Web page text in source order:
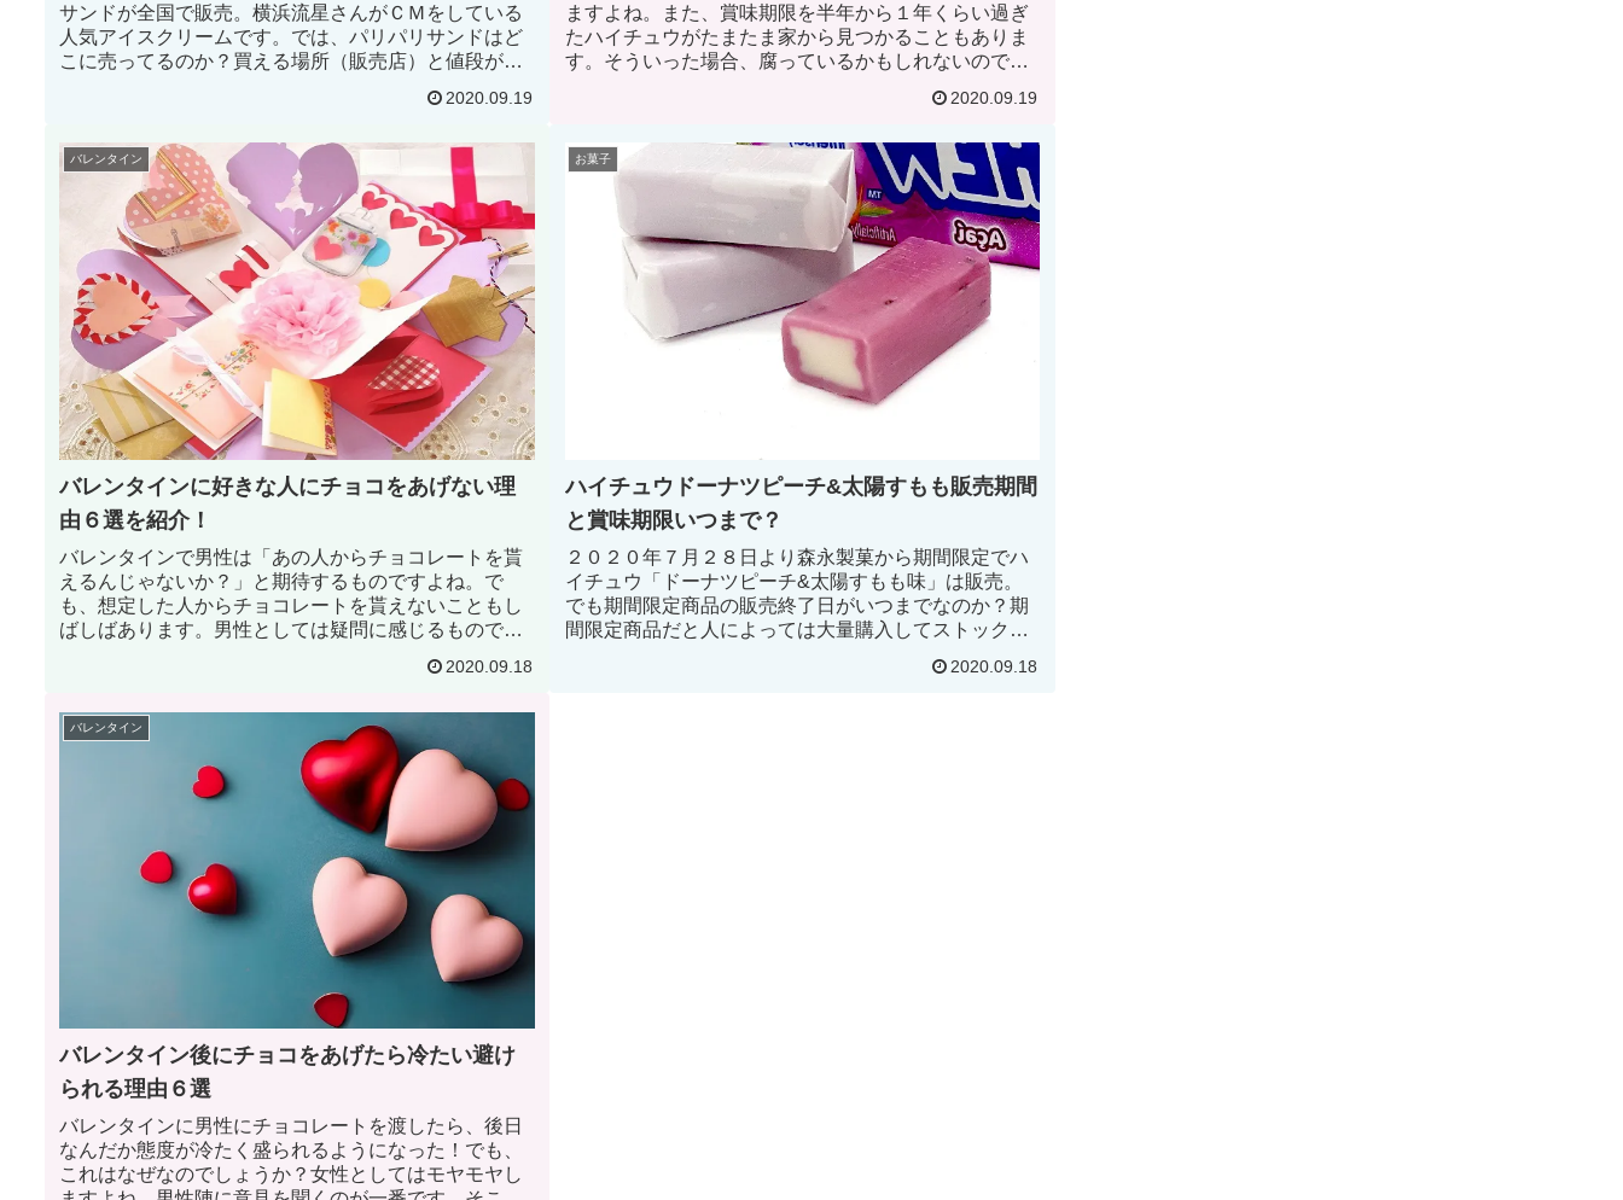
サンドが全国で販売。横浜流星さんがＣＭをしている
人気アイスクリームです。では、パリパリサンドはど
こに売ってるのか？買える場所（販売店）と値段が気
てる販売店・場所・値段価格」について知っていこ
2020.09.19
ますよね。また、賞味期限を半年から１年くらい過ぎ
たハイチュウがたまたま家から見つかることもありま
す。そういった場合、腐っているかもしれないので、
限・開封後の食べられる期間・腐る可能性」について
2020.09.19
バレンタイン
バレンタインに好きな人にチョコをあげない理
由６選を紹介！
バレンタインで男性は「あの人からチョコレートを貰
えるんじゃないか？」と期待するものですよね。で
も、想定した人からチョコレートを貰えないこともし
ばしばあります。男性としては疑問に感じるもので
（男性）にチョコレートをあげないについて紹介して
2020.09.18
お菓子
ハイチュウドーナツピーチ&太陽すもも販売期間
と賞味期限いつまで？
２０２０年７月２８日より森永製菓から期間限定でハ
イチュウ「ドーナツピーチ&太陽すもも味」は販売。
でも期間限定商品の販売終了日がいつまでなのか？期
間限定商品だと人によっては大量購入してストックし
間と賞味期限がいつまでなのか？」疑問にお答えして
2020.09.18
バレンタイン
バレンタイン後にチョコをあげたら冷たい避け
られる理由６選
バレンタインに男性にチョコレートを渡したら、後日
なんだか態度が冷たく盛られるようになった！でも、
これはなぜなのでしょうか？女性としてはモヤモヤし